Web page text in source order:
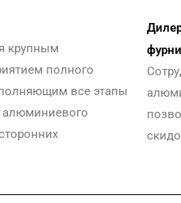
крупным
полного
все этапы
алюминиевого